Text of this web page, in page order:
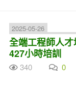
2025-05-26
全端工程師人
427小時培訓
340 0